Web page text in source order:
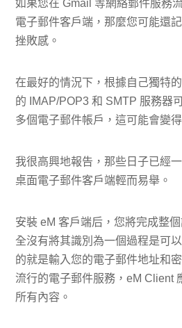
如果您在 Gmail 等網絡郵件服務
電子郵件客戶端，那麼您可能還
挫敗感。
在最好的情況下，根據自己獨特
的 IMAP/POP3 和 SMTP 服務器
多個電子郵件帳戶，這可能會變
我很高興地報告，那些日子已經
桌面電子郵件客戶端輕而易舉。
安裝 eM 客戶端后，您將完成整
全沒有將其識別為一個過程是可
的就是輸入您的電子郵件地址和
流行的電子郵件服務，eM Client
所有內容。